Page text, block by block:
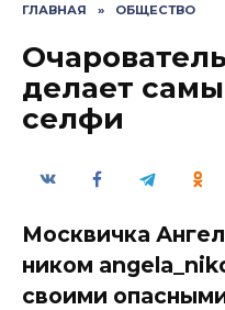
ГЛАВНАЯ » ОБЩЕСТВО
делает
селфи
Москвичка
ником
своими